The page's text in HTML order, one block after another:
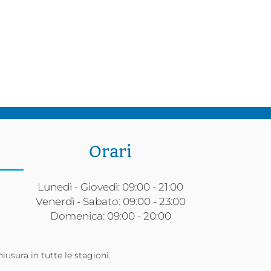
Orari
Lunedì - Giovedì: 09:00 - 21:00
Venerdì - Sabato: 09:00 - 23:00
Domenica: 09:00 - 20:00
in tutte le stagioni.